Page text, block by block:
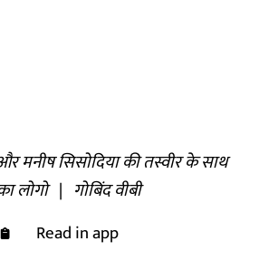
मनीष सिसोदिया की तस्वीर के साथ
लोगो | गोबिंद वीबी
Read in app